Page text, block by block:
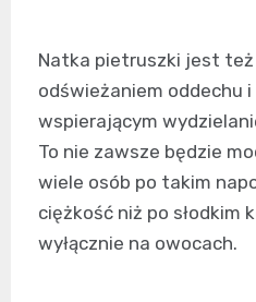
Natka pietruszki jest też
odświeżaniem oddechu i
wspierającym
To nie zawsze będzie
wiele osób po takim
ciężkość niż po słodkim
wyłącznie na owocach.